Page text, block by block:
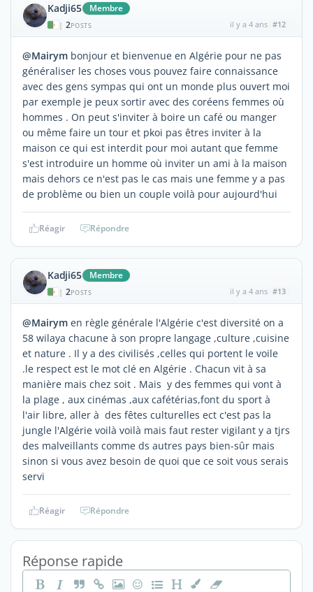
Kadji65 Membre
| 2POSTS il y a 4 ans #12
@Mairym bonjour et bienvenue en Algérie pour ne pas
généraliser les choses vous pouvez faire connaissance
avec des gens sympas qui ont un monde plus ouvert moi
par exemple je peux sortir avec des coréens femmes où
hommes . On peut s'inviter à boire un café ou manger
ou même faire un tour et pkoi pas êtres inviter à la
maison ce qui est interdit pour moi autant que femme
s'est introduire un homme où inviter un ami à la maison
mais dehors ce n'est pas le cas mais une femme y a pas
de problème ou bien un couple voilà pour aujourd'hui
Réagir Répondre
Kadji65 Membre
| 2POSTS il y a 4 ans #13
@Mairym en règle générale l'Algérie c'est diversité on a
58 wilaya chacune à son propre langage ,culture ,cuisine
et nature . Il y a des civilisés ,celles qui portent le voile
.le respect est le mot clé en Algérie . Chacun vit à sa
manière mais chez soit . Mais y des femmes qui vont à
la plage , aux cinémas ,aux cafétérias,font du sport à
l'air libre, aller à des fêtes culturelles ect c'est pas la
jungle l'Algérie voilà voilà mais faut rester vigilant y a tjrs
des malveillants comme ds autres pays bien-sûr mais
sinon si vous avez besoin de quoi que ce soit vous serais
servi
Réagir Répondre
Réponse rapide